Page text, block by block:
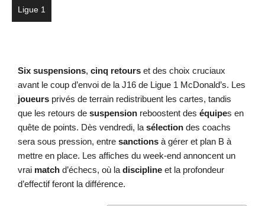
Ligue 1
Six suspensions, cinq retours et des choix cruciaux
avant le coup d’envoi de la J16 de Ligue 1 McDonald’s. Les
joueurs privés de terrain redistribuent les cartes, tandis
que les retours de suspension reboostent des équipes en
quête de points. Dès vendredi, lasélection des coachs
sera sous pression, entre sanctions à gérer et plan B à
mettre en place. Les affiches du week-end annoncent un
vrai match d’échecs, où ladiscipline et la profondeur
d’effectif feront la différence.